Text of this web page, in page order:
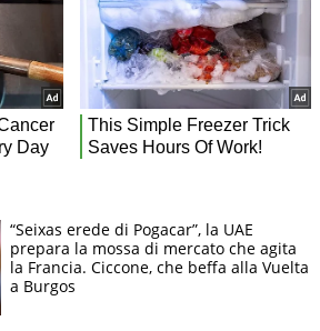
“Seixas erede di Pogacar”, la UAE
prepara la mossa di mercato che agita
la Francia. Ciccone, che beffa alla Vuelta
a Burgos